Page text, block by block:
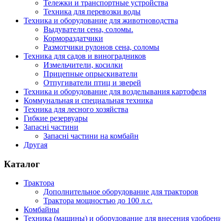
Тележки и транспортные устройства
Техника для перевозки воды
Техника и оборудование для животноводства
Выдуватели сена, соломы.
Кормораздатчики
Размотчики рулонов сена, соломы
Техника для садов и виноградников
Измельчители, косилки
Прицепные опрыскиватели
Отпугиватели птиц и зверей
Техника и оборудование для возделывания картофеля
Коммунальная и специальная техника
Техника для лесного хозяйства
Гибкие резервуары
Запасні частини
Запасні частини на комбайн
Другая
Каталог
Трактора
Дополнительное оборудование для тракторов
Трактора мощностью до 100 л.с.
Комбайны
Техника (машины) и оборудование для внесения